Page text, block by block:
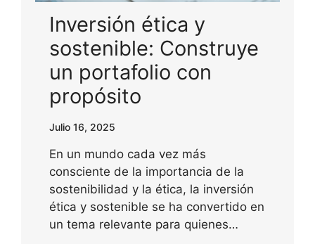
Inversión ética y
sostenible: Construye
un portafolio con
propósito
Julio 16, 2025
En un mundo cada vez más
consciente de la importancia de la
sostenibilidad y la ética, la inversión
ética y sostenible se ha convertido en
un tema relevante para quienes…